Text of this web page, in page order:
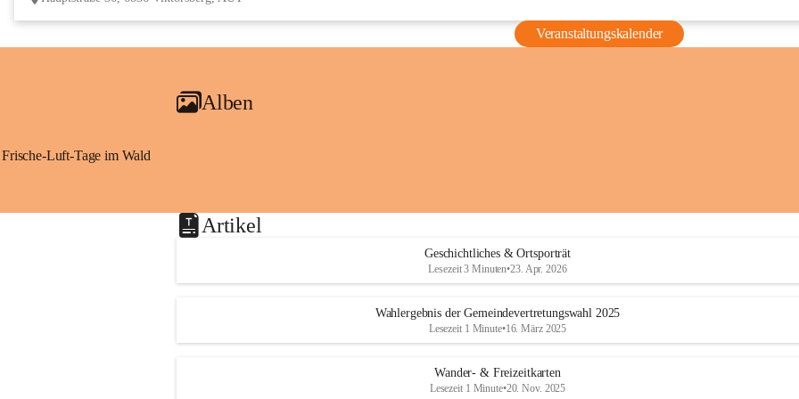
Veranstaltungskalender
Alben
Frische-Luft-Tage im Wald
Artikel
Geschichtliches & Ortsporträt
Lesezeit 3 Minuten•23. Apr. 2026
Wahlergebnis der Gemeindevertretungswahl 2025
Lesezeit 1 Minute•16. März 2025
Wander- & Freizeitkarten
Lesezeit 1 Minute•20. Nov. 2025